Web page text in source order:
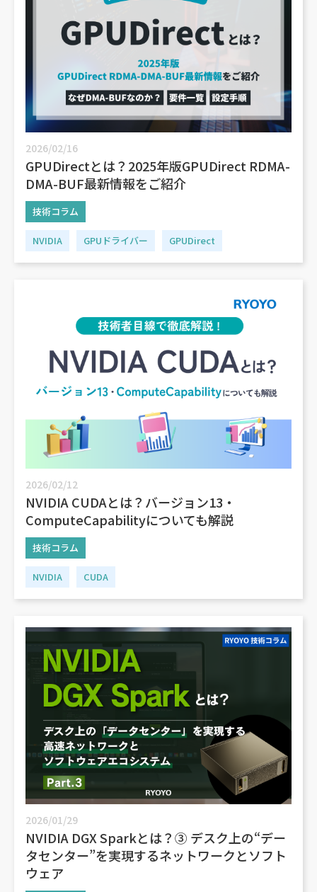
2026/02/16
GPUDirectとは？2025年版GPUDirect RDMA-
DMA-BUF最新情報をご紹介
技術コラム
NVIDIA GPUドライバー GPUDirect
2026/02/12
NVIDIA CUDAとは？バージョン13・
ComputeCapabilityについても解説
技術コラム
NVIDIA CUDA
2026/01/29
NVIDIA DGX Sparkとは？③ デスク上の“デー
タセンター”を実現するネットワークとソフト
ウェア